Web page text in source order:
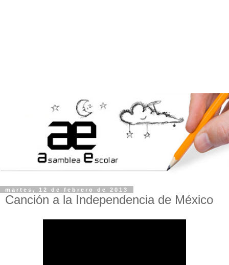
martes, 12 de febrero de 2013
Canción a la Independencia de México